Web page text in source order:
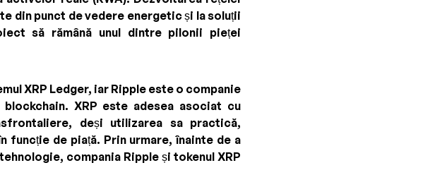
din punct de vedere energetic și la soluții
să rămână unul dintre pilonii pieței
XRP Ledger, iar Ripple este o companie
XRP este adesea asociat cu
deși utilizarea sa practică,
funcție de piață. Prin urmare, înainte de a
compania Ripple și tokenul XRP